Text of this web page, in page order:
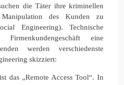
die Täter ihre kriminellen
des Kunden zu
Engineering). Technische
eine
werden verschiedenste
skizziert:
das „Remote Access Tool“. In